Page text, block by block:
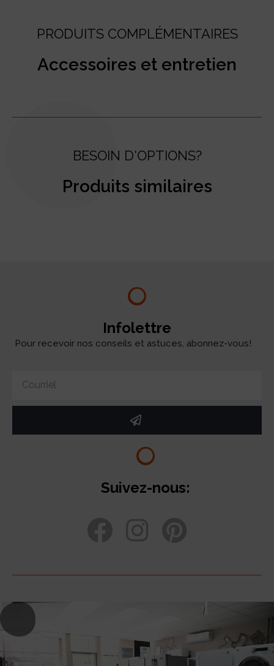
PRODUITS COMPLÉMENTAIRES
Accessoires et entretien
BESOIN D'OPTIONS?
Produits similaires
Infolettre
Pour recevoir nos conseils et astuces, abonnez-vous!
Suivez-nous: